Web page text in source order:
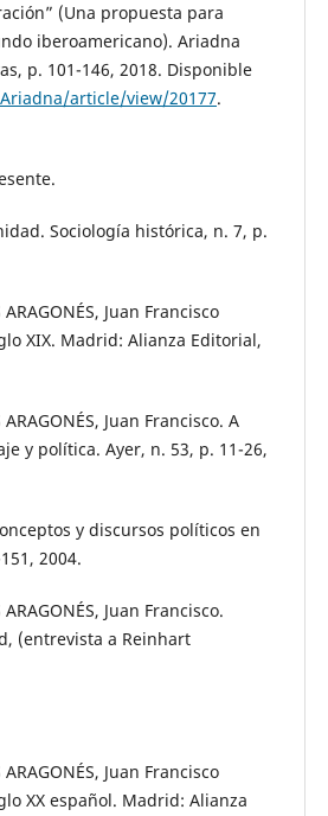
(Una propuesta para
iberoamericano). Ariadna
p. 101-146, 2018. Disponible
article/view/20177.
Sociología histórica, n. 7, p.
ARAGONÉS, Juan Francisco
XIX. Madrid: Alianza Editorial,
ARAGONÉS, Juan Francisco. A
y política. Ayer, n. 53, p. 11-26,
y discursos políticos en
2004.
ARAGONÉS, Juan Francisco.
(entrevista a Reinhart
ARAGONÉS, Juan Francisco
XX español. Madrid: Alianza